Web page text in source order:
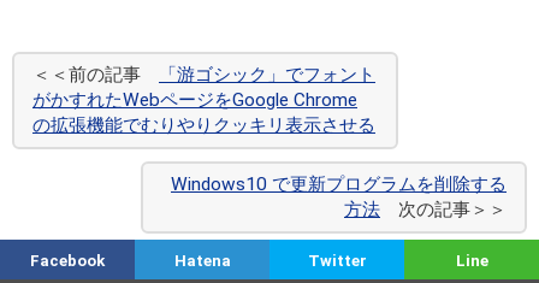
＜＜前の記事
「游ゴシック」でフォント
がかすれたWebページをGoogle Chrome
の拡張機能でむりやりクッキリ表示させる
Windows10 で更新プログラムを削除する
方法 次の記事＞＞
Facebook Hatena Twitter Line